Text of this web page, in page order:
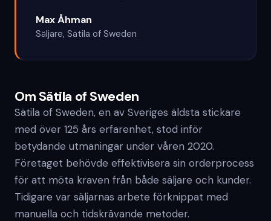
Max Åhman
Säljare, Sätila of Sweden
Om Sätila of Sweden
Sätila of Sweden, en av Sveriges äldsta stickare
med över 125 års erfarenhet, stod inför
betydande utmaningar under våren 2020.
Företaget behövde effektivisera sin orderprocess
för att möta kraven från både säljare och kunder.
Tidigare var säljarnas arbete förknippat med
manuella och tidskrävande metoder.